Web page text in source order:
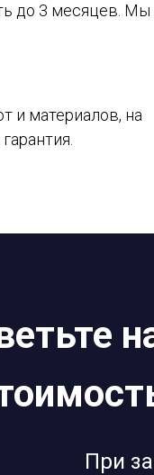
и материалов, на
до 3 месяцев. Мы
При